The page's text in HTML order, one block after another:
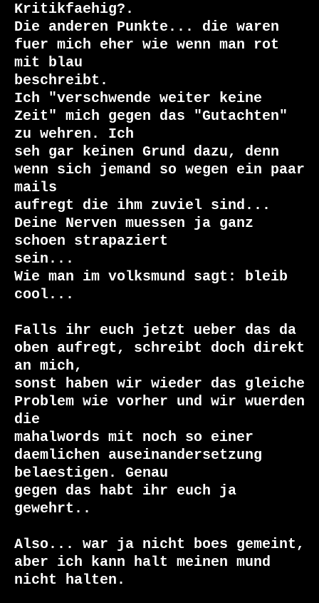
Kritikfaehig?.
Die anderen Punkte... die waren
fuer mich eher wie wenn man rot
mit blau
beschreibt.
Ich "verschwende weiter keine
Zeit" mich gegen das "Gutachten"
zu wehren. Ich
seh gar keinen Grund dazu, denn
wenn sich jemand so wegen ein paar
mails
aufregt die ihm zuviel sind...
Deine Nerven muessen ja ganz
schoen strapaziert
sein...
Wie man im volksmund sagt: bleib
cool...
Falls ihr euch jetzt ueber das da
oben aufregt, schreibt doch direkt
an mich,
sonst haben wir wieder das gleiche
Problem wie vorher und wir wuerden
die
mahalwords mit noch so einer
daemlichen auseinandersetzung
belaestigen. Genau
gegen das habt ihr euch ja
gewehrt..
Also... war ja nicht boes gemeint,
aber ich kann halt meinen mund
nicht halten.